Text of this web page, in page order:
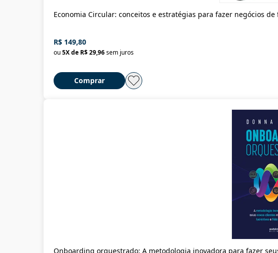
Economia Circular: conceitos e estratégias para fazer negócios
R$ 149,80
ou5X de R$ 29,96sem juros
Comprar
Onboarding orquestrado: A metodologia inovadora para fazer